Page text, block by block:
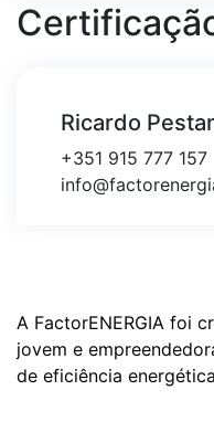
Ricardo
+351 915 777 157
A FactorENERGIA foi
jovem e
de eficiência